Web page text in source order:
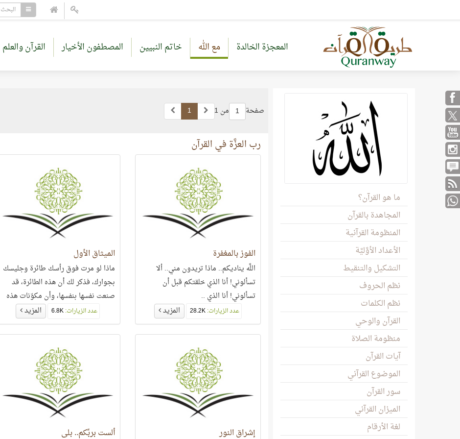
المعجزة الخالدة مع الله خاتم النبيين المصطفون الأخيار القرآن والعلم
ما هو القرآن؟
المجاهدة بالقرآن
المنظومة القرآنية
الأعداد الأوَّليَّة
التشكيل والتنقيط
نظم الحروف
نظم الكلمات
القرآن والوحي
منظومة الصلاة
آيات القرآن
الموضوع القرآني
سور القرآن
الميزان القرآني
لغة الأرقام
صفحة 1 من 1 1
رب العزَّة في القرآن
الفوز بالمغفرة
اللَّه يناديكم.. ماذا تريدون مني.. ألا
تسألوني! أنا الذي خلقتكم قبل أن
تسألوني! أنا الذي ..
عدد الزيارات: المزيد
الميثاق الأول
ماذا لو مرت فوق رأسك طائرة وجليسك
بجوارك، فذكر لك أن هذه الطائرة، قد
صنعت نفسها بنفسها، وأن مكوّنات هذه
الطائرة قد جاءت وحدها،
عدد الزيارات: المزيد
إشراق النور ألست بربِّكم.. بلى